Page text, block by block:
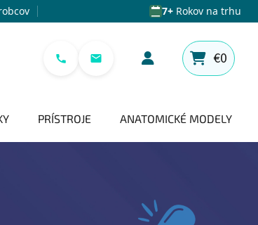
7+Rokov na trhu
NÁKUPNÝ
€0
PRÍSTROJE ANATOMICKÉ MODELY